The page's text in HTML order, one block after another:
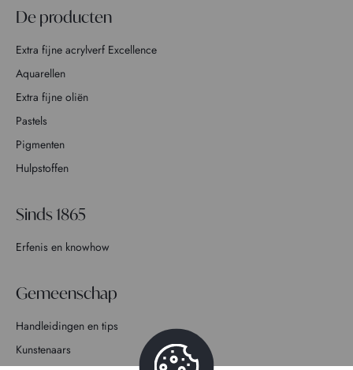
De producten
Extra fijne acrylverf Excellence
Aquarellen
Extra fijne oliën
Pastels
Pigmenten
Hulpstoffen
Sinds 1865
Erfenis en knowhow
Gemeenschap
Handleidingen en tips
Kunstenaars